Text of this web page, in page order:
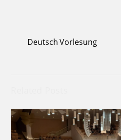
Deutsch Vorlesung